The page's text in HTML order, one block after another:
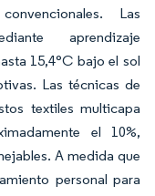
Las
aprendizaje
15,4°C bajo el sol
Las técnicas de
textiles multicapa
el 10%,
A medida que
personal para